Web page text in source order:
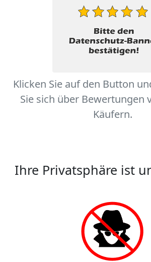
Klicken Sie auf den Button
Sie sich über Bewertungen
Käufern.
Ihre Privatsphäre ist